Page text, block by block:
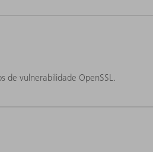
vulnerabilidade OpenSSL.